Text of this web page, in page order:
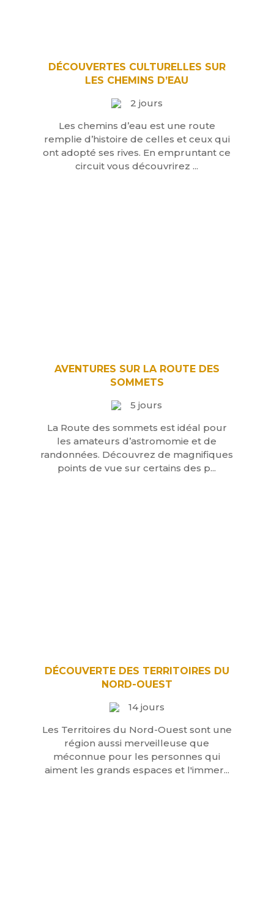
DÉCOUVERTES CULTURELLES SUR
LES CHEMINS D’EAU
2 jours
Les chemins d’eau est une route
remplie d’histoire de celles et ceux qui
ont adopté ses rives. En empruntant ce
circuit vous découvrirez ...
AVENTURES SUR LA ROUTE DES
SOMMETS
5 jours
La Route des sommets est idéal pour
les amateurs d’astromomie et de
randonnées. Découvrez de magnifiques
points de vue sur certains des p...
DÉCOUVERTE DES TERRITOIRES DU
NORD-OUEST
14 jours
Les Territoires du Nord-Ouest sont une
région aussi merveilleuse que
méconnue pour les personnes qui
aiment les grands espaces et l'immer...